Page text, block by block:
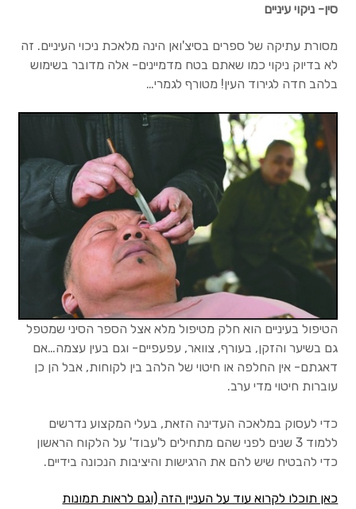
סין- ניקוי עיניים
מסורת עתיקה של ספרים בסיצ'ואן הינה מלאכת ניכוי העיניים. זה
לא בדיוק ניקוי כמו שאתם בטח מדמיינים- אלה מדובר בשימוש
בלהב חדה לגירוד העין! מטורף לגמרי…
הטיפול בעיניים הוא חלק מטיפול מלא אצל הספר הסיני שמטפל
גם בשיער והזקן, בעורף, צוואר, עפעפיים- וגם בעין עצמה…אם
דאגתם- אין החלפה או חיטוי של הלהב בין לקוחות, אבל הן כן
עוברות חיטוי מדי ערב.
כדי לעסוק במלאכה העדינה הזאת, בעלי המקצוע נדרשים
ללמוד 3 שנים לפני שהם מתחילים ל'עבוד' על הלקוח הראשון
כדי להבטיח שיש להם את הרגישות והיציבות הנכונה בידיים.
כאן תוכלו לקרוא עוד על העניין הזה (וגם לראות תמונות